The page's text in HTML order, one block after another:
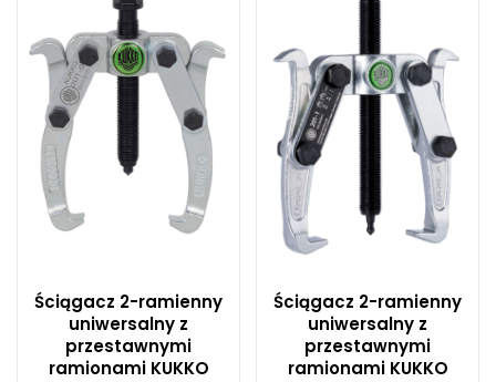
Ściągacz 2-ramienny
uniwersalny z
przestawnymi
ramionami KUKKO
Ściągacz 2-ramienny
uniwersalny z
przestawnymi
ramionami KUKKO